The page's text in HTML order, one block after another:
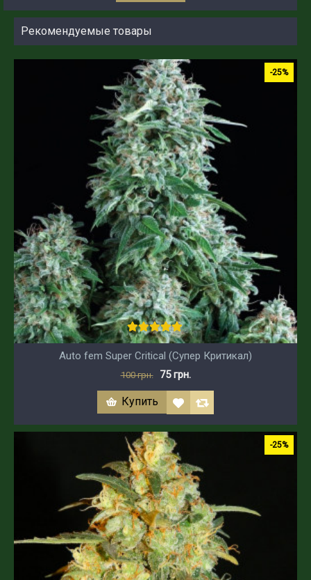
Рекомендуемые товары
-25%
Auto fem Super Critical (Супер Критикал)
100 грн. 75 грн.
Купить
-25%